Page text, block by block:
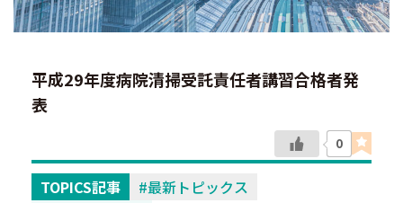
平成29年度病院清掃受託責任者講習合格者発
表
0
TOPICS記事 最新トピックス